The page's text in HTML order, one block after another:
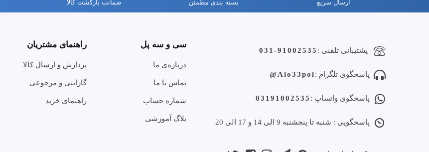
ارسال سریع بسته بندی مطمئن ضمانت بازگشت کالا
پشتیبانی تلفنی : 031-91002535
پاسخگوی تلگرام :Alo33pol@
پاسخگوی واتساپ : 03191002535
پاسخگویی : شنبه تا پنجشنبه 9 الی 14 و 17 الی 20
سی و سه پل
درباره‌ی ما
تماس با ما
شماره حساب
بلاگ آموزشی
راهنمای مشتریان
پردازش و ارسال کالا
گارانتی و مرجوعی
راهنمای خرید